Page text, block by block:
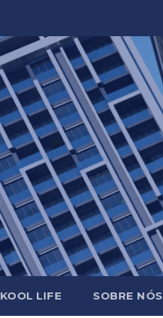
KOOL LIFE SOBRE NÓS